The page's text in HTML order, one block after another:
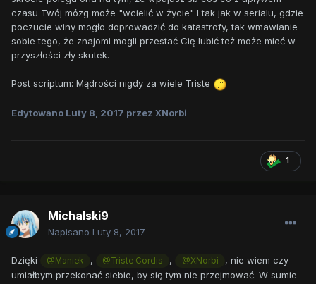
czasu Twój mózg może "wcielić w życie" I tak jak w serialu, gdzie
poczucie winy mogło doprowadzić do katastrofy, tak wmawianie
sobie tego, że znajomi mogli przestać Cię lubić też może mieć w
przyszłości zły skutek.
Post scriptum: Mądrości nigdy za wiele Triste
Edytowano Luty 8, 2017 przez XNorbi
1
Michalski9
Napisano Luty 8, 2017
Dzięki @Maniek , @Triste Cordis , @XNorbi
, nie wiem czy
umiałbym przekonać siebie, by się tym nie przejmować. W sumie